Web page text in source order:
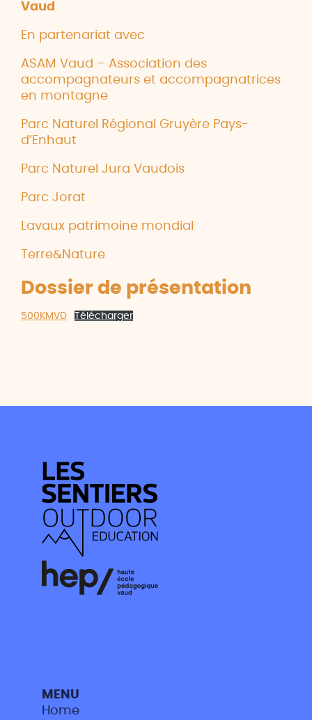
Vaud
En partenariat avec
ASAM Vaud – Association des
accompagnateurs et accompagnatrices
en montagne
Parc Naturel Régional Gruyère Pays-
d’Enhaut
Parc Naturel Jura Vaudois
Parc Jorat
Lavaux patrimoine mondial
Terre&Nature
Dossier de présentation
500KMVD Télécharger
MENU
Home